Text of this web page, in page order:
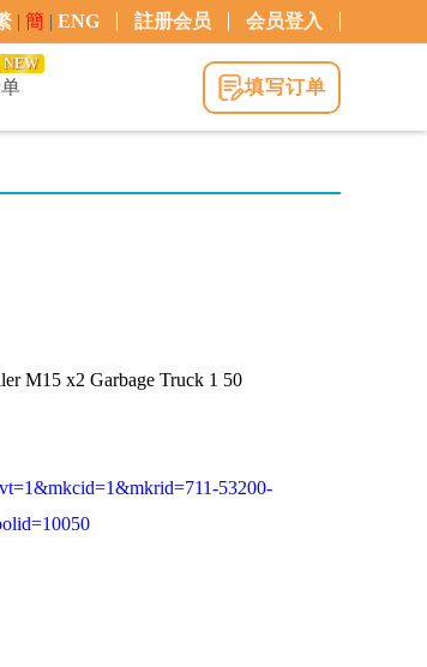
| 簡 | ENG 註册会员 会员登入
NEW
填写订单
M15 x2 Garbage Truck 1 50
53200-